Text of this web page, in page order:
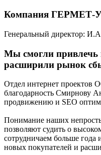
Компания ГЕРМЕТ-
Генеральный директор:
Мы смогли привлечь
расширили рынок
Отдел интернет
благодарность Смирнову
продвижению и SEO
Понимание наших
позволяют судить о
сотрудничаем больше года
новых покупателей и